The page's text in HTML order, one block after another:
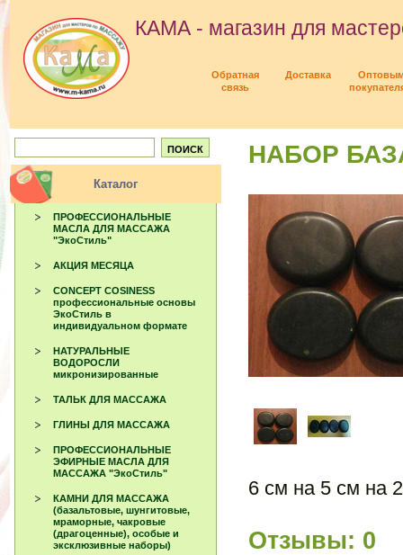
КАМА - магазин для
Обратная
связь
Доставка
Каталог
ПРОФЕССИОНАЛЬНЫЕ
МАСЛА ДЛЯ МАССАЖА
"ЭкоСтиль"
АКЦИЯ МЕСЯЦА
CONCEPT COSINESS
профессиональные основы
ЭкоСтиль в
индивидуальном формате
НАТУРАЛЬНЫЕ
ВОДОРОСЛИ
микронизированные
ТАЛЬК ДЛЯ МАССАЖА
ГЛИНЫ ДЛЯ МАССАЖА
ПРОФЕССИОНАЛЬНЫЕ
ЭФИРНЫЕ МАСЛА ДЛЯ
МАССАЖА "ЭкоСтиль"
КАМНИ ДЛЯ МАССАЖА
(базальтовые, шунгитовые,
мраморные, чакровые
(драгоценные), особые и
эксклюзивные наборы)
НАБОР
6 см на 5 см на
Отзывы: 0